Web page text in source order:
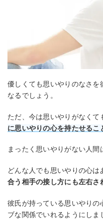
優しくても思いやりのなさを
なるでしょう。
ただ、今は思いやりがなくて
に思いやりの心を持たせるこ
まったく思いやりがない人間
どんな人でも思いやりの心
合う相手の接し方にも左右さ
彼氏が持っている思いやりの
ブな関係でいれるようにしま